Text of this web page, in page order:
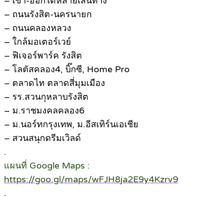
– ถนนรังสิต-นครนายก
– ถนนคลองหลวง
– ใกล้มอเตอร์เวย์
– ฟิเจอร์พาร์ค รังสิต
– โลตัสคลอง4, บิ๊กซี, Home Pro
– ตลาดไท ตลาดสี่มุมเมือง
– รร.สวนกุหลาบรังสิต
– ม.ราชมงคลคลอง6
– ม.นอร์ทกรุงเทพ, ม.อีสเทิร์นเอเชีย
– สวนสนุกดรีมเวิลด์
.
แผนที่ Google Maps :
https://goo.gl/maps/wFJH8ja2E9y4Kzrv9
.